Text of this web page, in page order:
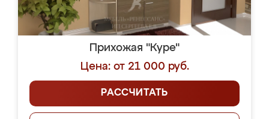
Прихожая "Куре"
Цена: от 21 000 руб.
РАССЧИТАТЬ